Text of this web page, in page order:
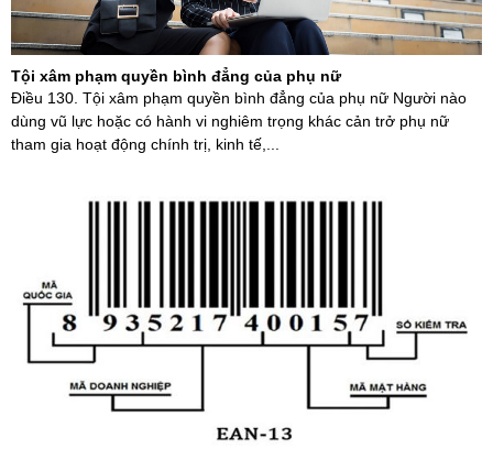
Tội xâm phạm quyền bình đẳng của phụ nữ
Điều 130. Tội xâm phạm quyền bình đẳng của phụ nữ Người nào
dùng vũ lực hoặc có hành vi nghiêm trọng khác cản trở phụ nữ
tham gia hoạt động chính trị, kinh tế,...